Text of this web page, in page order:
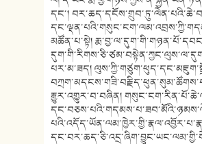
དང་།
མཚོན་པ་སྟེ།
པར་མ་ཟད།
རྒྱུར་འགྱུར་བ་བཞིན།